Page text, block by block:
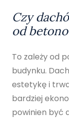
Czy
od
To zależy od
budynku.
estetykę i
bardziej
powinien być